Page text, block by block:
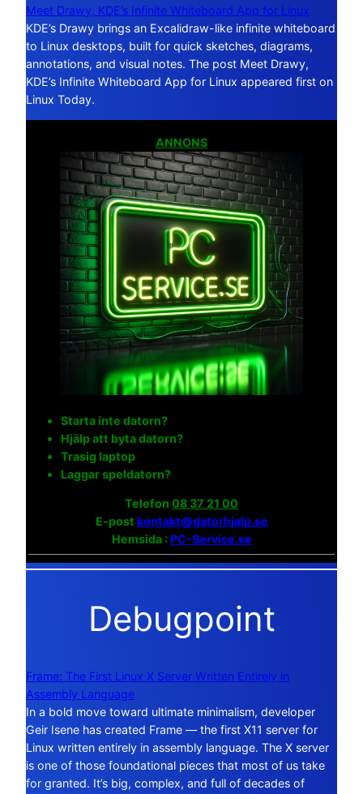
Meet Drawy, KDE’s Infinite Whiteboard App for Linux
KDE’s Drawy brings an Excalidraw-like infinite whiteboard
to Linux desktops, built for quick sketches, diagrams,
annotations, and visual notes. The post Meet Drawy,
KDE’s Infinite Whiteboard App for Linux appeared first on
Linux Today.
ANNONS
Starta inte datorn?
Hjälp att byta datorn?
Trasig laptop
Laggar speldatorn?
Telefon 08 37 21 00
E-post kontakt@datorhjalp.se
Hemsida :PC-Service.se
Debugpoint
Frame: The First Linux X Server Written Entirely in
Assembly Language
In a bold move toward ultimate minimalism, developer
Geir Isene has created Frame — the first X11 server for
Linux written entirely in assembly language. The X server
is one of those foundational pieces that most of us take
for granted. It’s big, complex, and full of decades of